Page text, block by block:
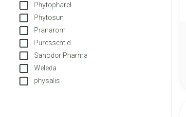
Phytopharel
Phytosun
Pranarom
Puressentiel
Sanodor Pharma
Weleda
physalis